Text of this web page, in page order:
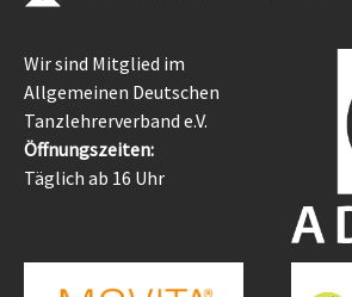
Wir sind Mitglied im
Allgemeinen Deutschen
Tanzlehrerverband e.V.
Öffnungszeiten:
Täglich ab 16 Uhr